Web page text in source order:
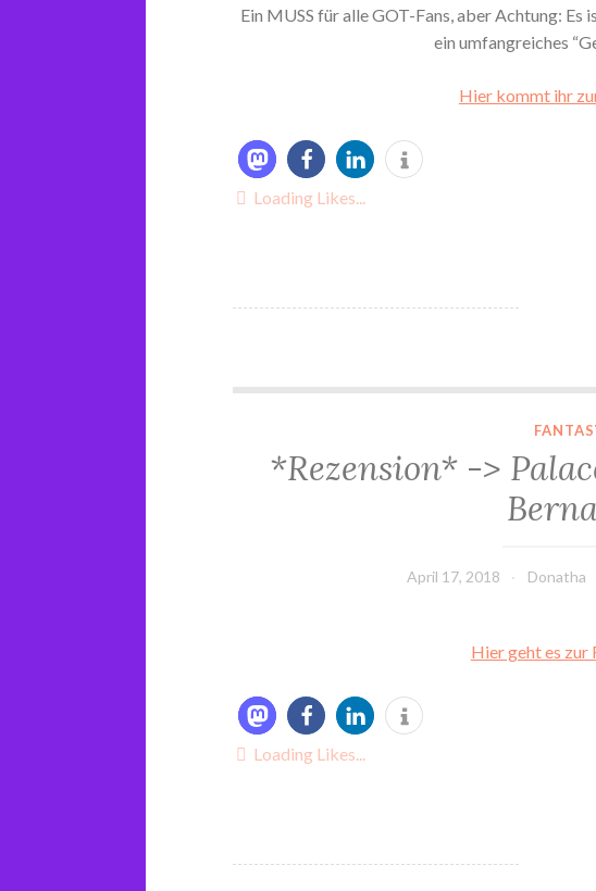
Ein MUSS für alle GOT-Fans, aber Achtung: Es
ein umfangreiches
Hier kommt ihr
Loading Likes...
*Rezension* ->
*Rezension* ->
April 17, 2018 Donatha
Hier geht es zur
Loading Likes...